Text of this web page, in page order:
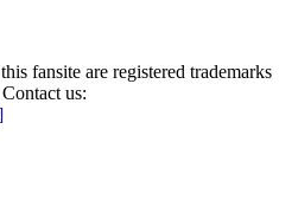
fansite are registered trademarks
us: